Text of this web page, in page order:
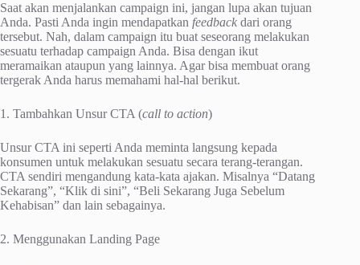
Saat akan menjalankan campaign ini, jangan lupa akan tujuan
Anda. Pasti Anda ingin mendapatkan feedback dari orang
tersebut. Nah, dalam campaign itu buat seseorang melakukan
sesuatu terhadap campaign Anda. Bisa dengan ikut
meramaikan ataupun yang lainnya. Agar bisa membuat orang
tergerak Anda harus memahami hal-hal berikut.
1. Tambahkan Unsur CTA (call to action)
Unsur CTA ini seperti Anda meminta langsung kepada
konsumen untuk melakukan sesuatu secara terang-terangan.
CTA sendiri mengandung kata-kata ajakan. Misalnya “Datang
Sekarang”, “Klik di sini”, “Beli Sekarang Juga Sebelum
Kehabisan” dan lain sebagainya.
2. Menggunakan Landing Page